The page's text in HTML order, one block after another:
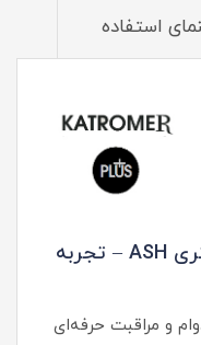
استفاده
رنگ مو کاترومر سری خاکستری ASH – تجربه
و مراقبت حرفه‌ای